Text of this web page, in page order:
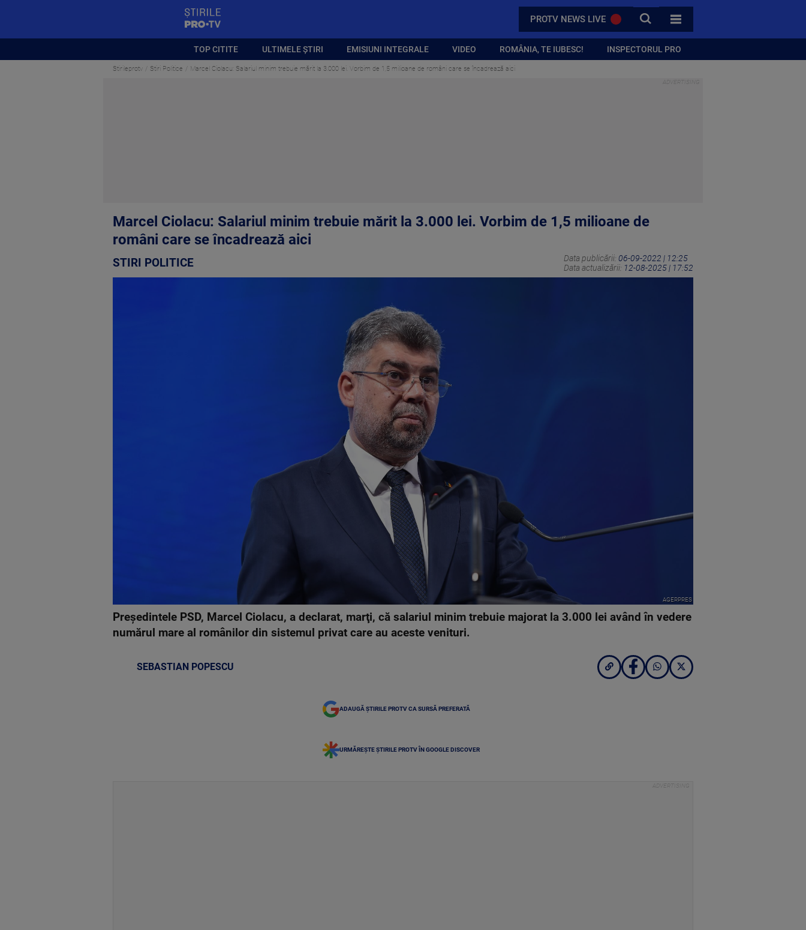
PROTV NEWS LIVE CAUTA
TOATE CATEGORIILE
TOP CITITE ULTIMELE ȘTIRI EMISIUNI INTEGRALE VIDEO ROMÂNIA, TE IUBESC! INSPECTORUL PRO
Stirileprotv Stiri Politice Marcel Ciolacu: Salariul minim trebuie mărit la 3.000 lei. Vorbim de 1,5 milioane de români care se încadrează aici
Marcel Ciolacu: Salariul minim trebuie mărit la 3.000 lei. Vorbim de 1,5 milioane de
români care se încadrează aici
STIRI POLITICE Data publicării: 06-09-2022 | 12:25
Data actualizării: 12-08-2025 | 17:52
AGERPRES
Preşedintele PSD, Marcel Ciolacu, a declarat, marţi, că salariul minim trebuie majorat la 3.000 lei având în vedere
numărul mare al românilor din sistemul privat care au aceste venituri.
SEBASTIAN POPESCU
ADAUGĂ ȘTIRILE PROTV CA SURSĂ PREFERATĂ
URMĂREȘTE ȘTIRILE PROTV ÎN GOOGLE DISCOVER